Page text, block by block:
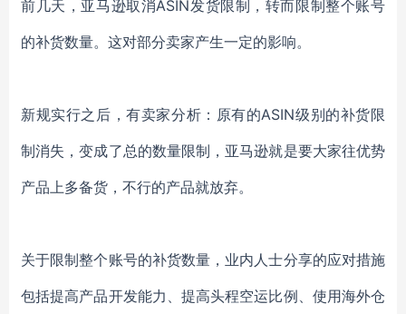
前几天， 亚马逊取消ASIN发货限制，转而限制整个账号
的补货数量。 这对部分卖家产生一定的影响。
新规实行之后，有卖家分析：原有的ASIN级别的补货限
制消失，变成了总的数量限制，亚马逊就是要大家往优势
产品上多备货，不行的产品就放弃。
关于限制整个账号的补货数量， 业内人士分享的应对措施
包括提高产品开发能力、提高头程空运比例、使用海外仓